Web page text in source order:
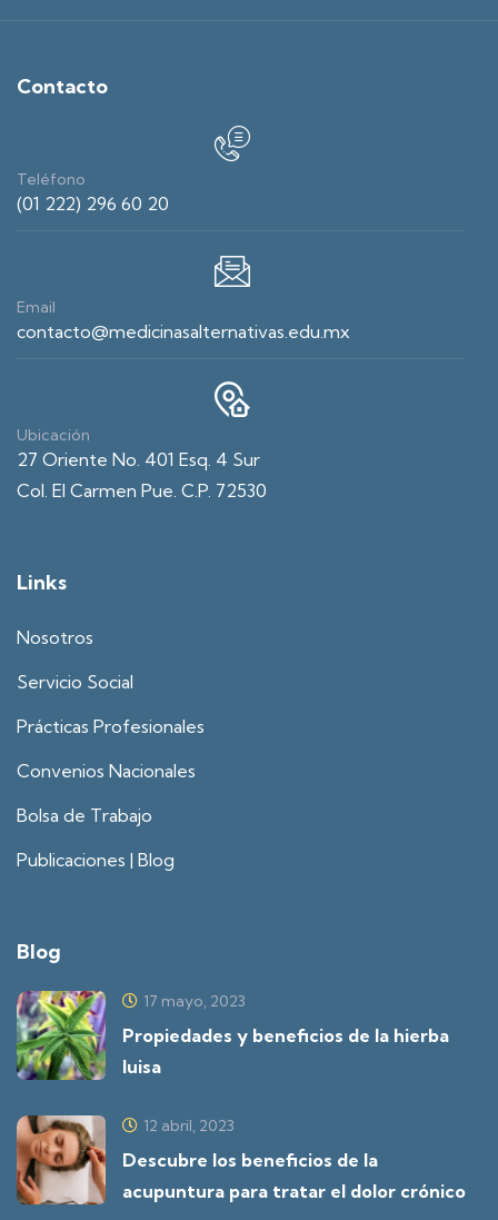
Contacto
Teléfono
(01 222) 296 60 20
Email
contacto@medicinasalternativas.edu.mx
Ubicación
27 Oriente No. 401 Esq. 4 Sur
Col. El Carmen Pue. C.P. 72530
Links
Nosotros
Servicio Social
Prácticas Profesionales
Convenios Nacionales
Bolsa de Trabajo
Publicaciones | Blog
Blog
17 mayo, 2023
Propiedades y beneficios de la hierba
luisa
12 abril, 2023
Descubre los beneficios de la
acupuntura para tratar el dolor crónico